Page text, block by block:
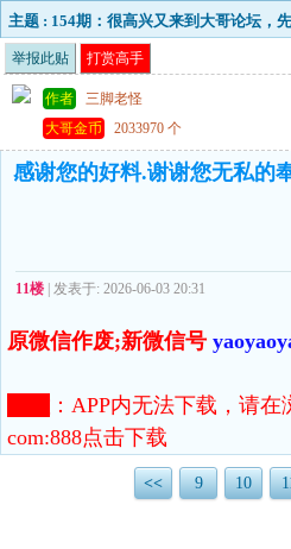
主题 : 154期：很高兴又来到大哥论坛，
特。
举报此贴 打赏高手
作者 三脚老怪
大哥金币
2033970 个
感谢您的好料.谢谢您无私的
11楼 | 发表于: 2026-06-03 20:31
原微信作废;新微信号
： APP内无法下载，请在
com:888点击下载
<< 9 10